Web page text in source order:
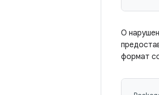
О
формат